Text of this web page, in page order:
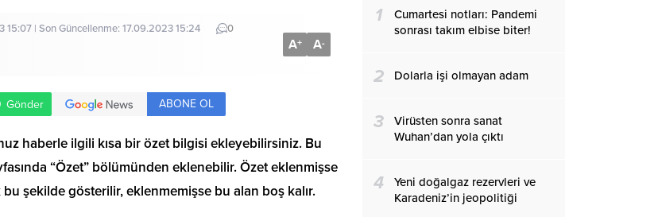
15:07 | Son Güncellenme: 17.09.2023 15:24 0
A+ A-
Gönder ABONE OL
haberle ilgili kısa bir özet bilgisi ekleyebilirsiniz. Bu
“Özet” bölümünden eklenebilir. Özet eklenmişse
bu şekilde gösterilir, eklenmemişse bu alan boş kalır.
1
Cumartesi notları: Pandemi
sonrası takım elbise biter!
2 Dolarla işi olmayan adam
3
Virüsten sonra sanat
Wuhan’dan yola çıktı
4
Yeni doğalgaz rezervleri ve
Karadeniz’in jeopolitiği